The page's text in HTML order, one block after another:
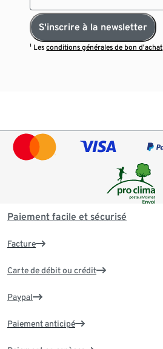
S'inscrire à la newsletter
¹ Lesconditions générales de bon d’achat
Paiement facile et sécurisé
Facture
Carte de débit ou crédit
Paypal
Paiement anticipé